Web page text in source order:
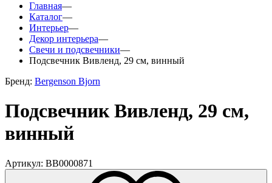
Главная—
Каталог—
Интерьер—
Декор интерьера—
Свечи и подсвечники—
Подсвечник Вивленд, 29 см, винный
Бренд: Bergenson Bjorn
Подсвечник Вивленд, 29 см,
винный
Артикул: BB0000871